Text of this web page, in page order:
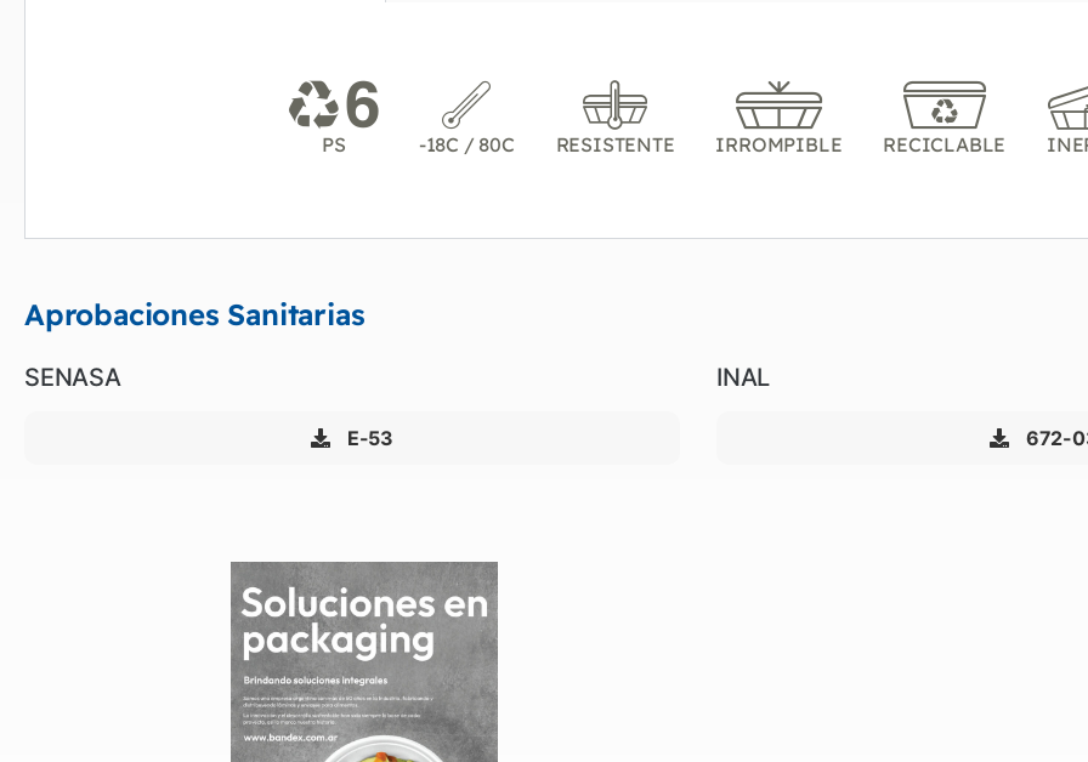
PS -18C / 80C RESISTENTE IRROMPIBLE RECICLABLE
Aprobaciones Sanitarias
SENASA
E-53
INAL
672-